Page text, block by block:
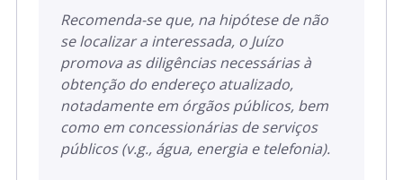
Recomenda-se que, na hipótese de não
se localizar a interessada, o Juízo
promova as diligências necessárias à
obtenção do endereço atualizado,
notadamente em órgãos públicos, bem
como em concessionárias de serviços
públicos (v.g., água, energia e telefonia).